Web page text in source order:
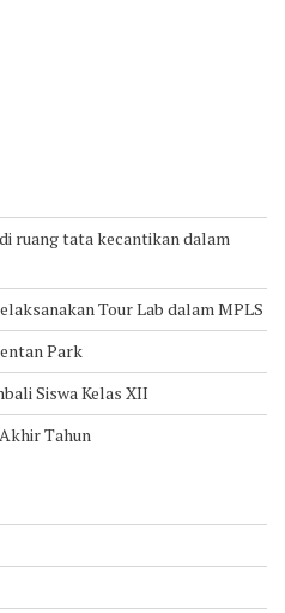
ruang tata kecantikan dalam
Tour Lab dalam MPLS
Park
Siswa Kelas XII
Tahun